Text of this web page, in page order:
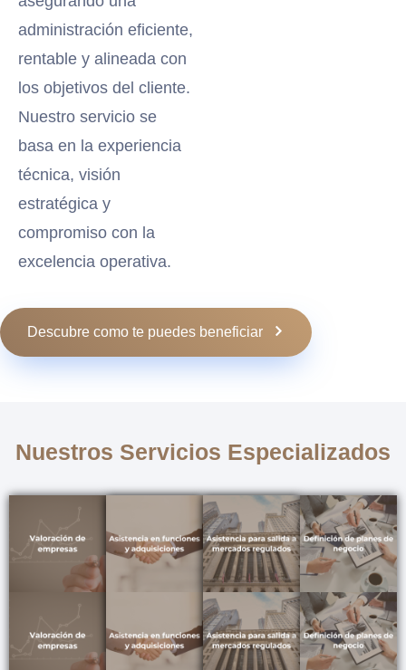
administración eficiente,
rentable y alineada con
los objetivos del cliente.
Nuestro servicio se
basa en la experiencia
técnica, visión
estratégica y
compromiso con la
excelencia operativa.
Descubre como te puedes beneficiar
Nuestros Servicios Especializados